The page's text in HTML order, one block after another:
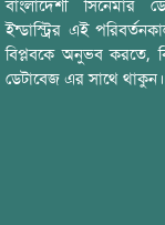
বাংলাদেশী সিনেমার
ইন্ডাস্ট্রির এই
বিপ্লবকে অনুভব করতে,
ডেটাবেজ এর সাথে